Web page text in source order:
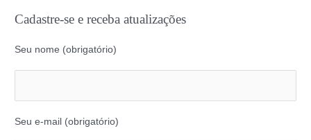
Cadastre-se e receba atualizações
Seu nome (obrigatório)
Seu e-mail (obrigatório)